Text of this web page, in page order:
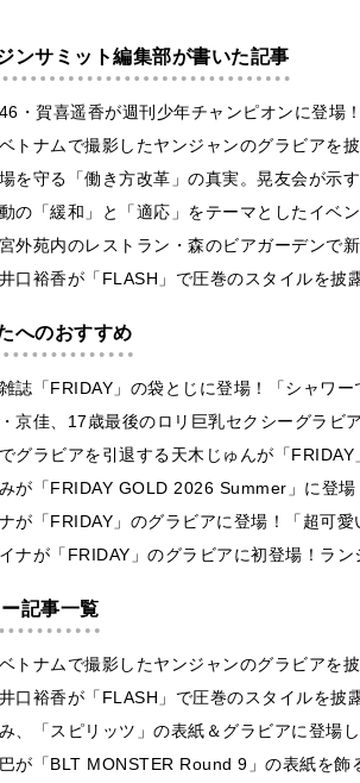
ンサミット編集部が書いた記事
・賀喜遥香が週刊少年チャンピオンに登
トナムで撮影したヤンジャンのグラビアを
を守る「働き方改革」の真実。晃友会が示
の「緩和」と「適応」をテーマとしたイベ
外苑内のレストラン・森のビアガーデンで
口裕香が「FLASH」で圧巻のスタイルを
へのおすすめ
誌「FRIDAY」の袋とじに登場！「シャワ
京佳、17歳最後のロリ巨乳セクシーグラビ
グラビアを引退する天木じゅんが「
が「FRIDAY GOLD 2026 Summer」に登
が「FRIDAY」のグラビアに登場！「超可
ナが「FRIDAY」のグラビアに初登場！ラ
記事一覧
トナムで撮影したヤンジャンのグラビアを
口裕香が「FLASH」で圧巻のスタイルを
、「スピリッツ」の表紙＆グラビアに登場
が「BLT MONSTER Round 9」の表紙を